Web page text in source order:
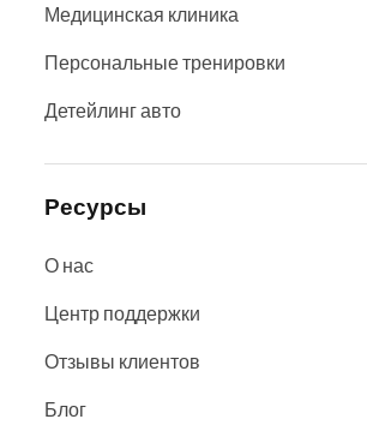
Медицинская клиника
Персональные тренировки
Детейлинг авто
Ресурсы
О нас
Центр поддержки
Отзывы клиентов
Блог